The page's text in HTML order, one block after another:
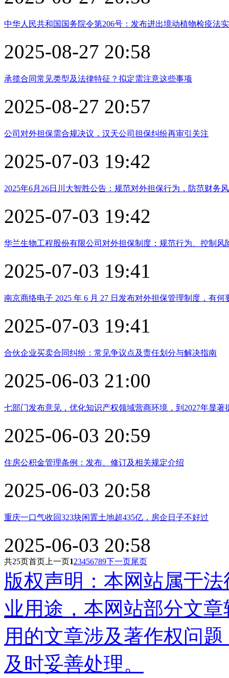
中华人民共和国国务院令第206号：发布进出境动植物检疫法
2025-08-27 20:58
承揽合同常见类型及法律特征？拟定需注意这些事项
2025-08-27 20:57
公司对外担保需合规决议，汉天公司担保纠纷再审引关注
2025-07-03 19:42
2025年6月26日川大智胜公告：规范对外担保行为，防范财务
2025-07-03 19:42
华兰生物工程股份有限公司对外担保制度：规范行为、控制风
2025-07-03 19:41
南京商络电子 2025 年 6 月 27 日发布对外担保管理制度，有何
2025-07-03 19:41
合伙企业买卖合同纠纷：常见争议点及责任划分与解决指南
2025-06-03 21:00
七部门发布意见，优化知识产权领域营商环境，到2027年显著
2025-06-03 20:59
住房公积金管理条例：发布、修订及相关规定介绍
2025-06-03 20:58
重庆一口气收回323块闲置土地超435亿，房企日子不好过
2025-06-03 20:58
共25页首页 上一页123456789下一页尾页
版权声明：本网站属于
业用途，本网站部分文
用的文章涉及著作权问
及时妥善处理。